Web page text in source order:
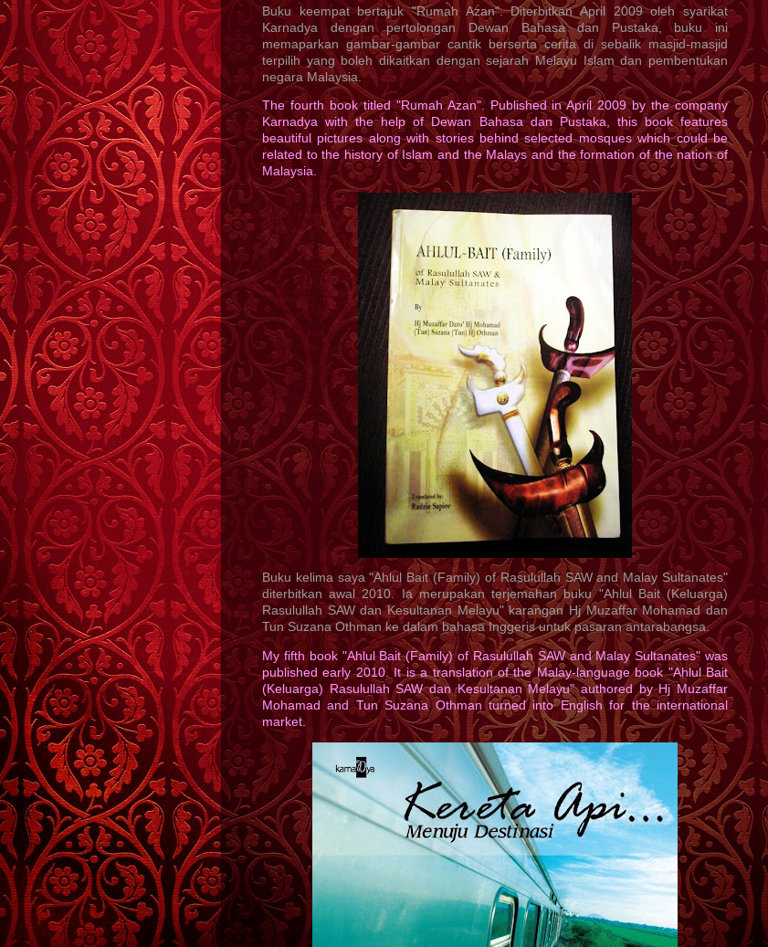
Buku keempat bertajuk "Rumah Azan". Diterbitkan April 2009 oleh syarikat
Karnadya dengan pertolongan Dewan Bahasa dan Pustaka, buku ini
memaparkan gambar-gambar cantik berserta cerita di sebalik masjid-masjid
terpilih yang boleh dikaitkan dengan sejarah Melayu Islam dan pembentukan
negara Malaysia.
The fourth book titled "Rumah Azan". Published in April 2009 by the company
Karnadya with the help of Dewan Bahasa dan Pustaka, this book features
beautiful pictures along with stories behind selected mosques which could be
related to the history of Islam and the Malays and the formation of the nation of
Malaysia.
Buku kelima saya "Ahlul Bait (Family) of Rasulullah SAW and Malay Sultanates"
diterbitkan awal 2010. Ia merupakan terjemahan buku "Ahlul Bait (Keluarga)
Rasulullah SAW dan Kesultanan Melayu" karangan Hj Muzaffar Mohamad dan
Tun Suzana Othman ke dalam bahasa Inggeris untuk pasaran antarabangsa.
My fifth book "Ahlul Bait (Family) of Rasulullah SAW and Malay Sultanates" was
published early 2010. It is a translation of the Malay-language book "Ahlul Bait
(Keluarga) Rasulullah SAW dan Kesultanan Melayu" authored by Hj Muzaffar
Mohamad and Tun Suzana Othman turned into English for the international
market.